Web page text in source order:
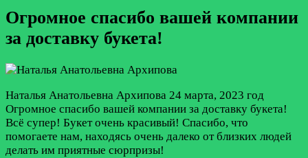
Огромное спасибо вашей компании
за доставку букета!
Наталья Анатольевна Архипова 24 марта, 2023 год
Огромное спасибо вашей компании за доставку букета!
Всё супер! Букет очень красивый! Спасибо, что
помогаете нам, находясь очень далеко от близких людей
делать им приятные сюрпризы!